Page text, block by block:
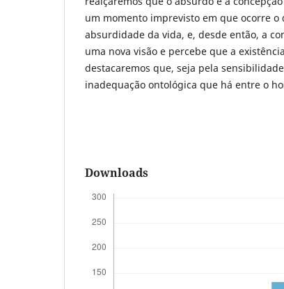
um momento imprevisto em que ocorre o
absurdidade da vida, e, desde então, a
uma nova visão e percebe que a
destacaremos que, seja pela
inadequação ontológica que há entre o
Downloads